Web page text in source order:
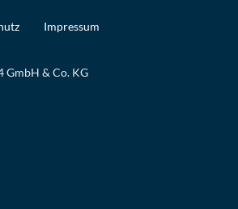
Impressum
GmbH & Co. KG